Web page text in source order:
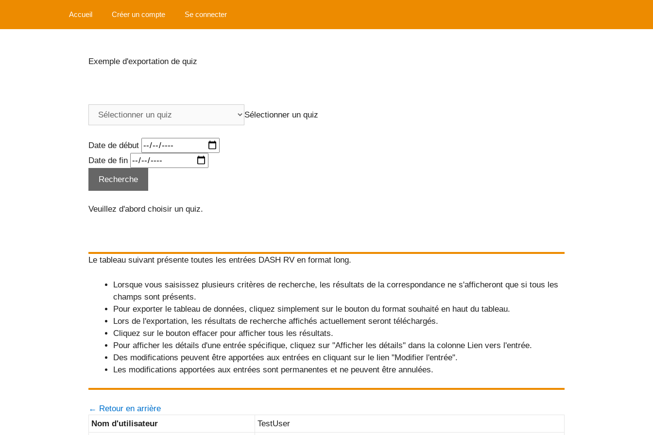
contenu
Accueil Créer un compte Se connecter
Exemple d'exportation de quiz
Sélectionner un quiz
Date de début
Date de fin
Veuillez d'abord choisir un quiz.
Le tableau suivant présente toutes les entrées DASH RV en format long.
Lorsque vous saisissez plusieurs critères de recherche, les résultats de la correspondance ne s'afficheront que si tous les
champs sont présents.
Pour exporter le tableau de données, cliquez simplement sur le bouton du format souhaité en haut du tableau.
Lors de l'exportation, les résultats de recherche affichés actuellement seront téléchargés.
Cliquez sur le bouton effacer pour afficher tous les résultats.
Pour afficher les détails d'une entrée spécifique, cliquez sur "Afficher les détails" dans la colonne Lien vers l'entrée.
Des modifications peuvent être apportées aux entrées en cliquant sur le lien "Modifier l'entrée".
Les modifications apportées aux entrées sont permanentes et ne peuvent être annulées.
← Retour en arrière
Nom d'utilisateur
TestUser